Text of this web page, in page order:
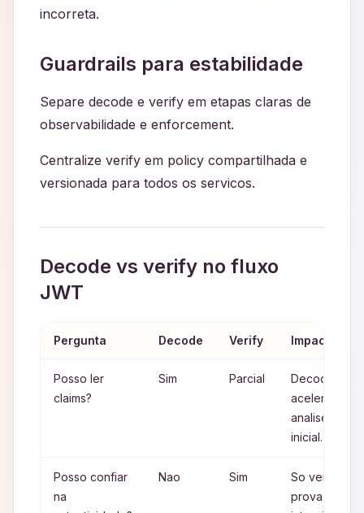
incorreta.
Guardrails para estabilidade
Separe decode e verify em etapas claras de
observabilidade e enforcement.
Centralize verify em policy compartilhada e
versionada para todos os servicos.
Decode vs verify no fluxo
JWT
Pergunta Decode Verify Impacto
Posso ler
claims?
Sim Parcial
Decode
acelera
analise
inicial.
Posso confiar
na
Nao Sim
So verify
prova